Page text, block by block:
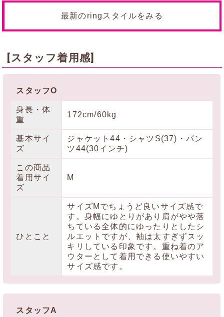
最新のringスタイルをみる
[スタッフ着用感]
スタッフO
身長・体
重
172cm/60kg
基本サイ
ズ
ジャケット44・シャツS(37)・パン
ツ44(30インチ)
この商品
着用サイ
ズ
M
ひとこと
サイズMでちょうど良いサイズ感で
す。身幅にゆとりがあり肩がやや落
ちている全体的にゆったりとしたシ
ルエットですが、袖は太すぎずスッ
キリしている印象です。重ね着のア
ウターとして着用できる使いやすい
サイズ感です。
スタッフA